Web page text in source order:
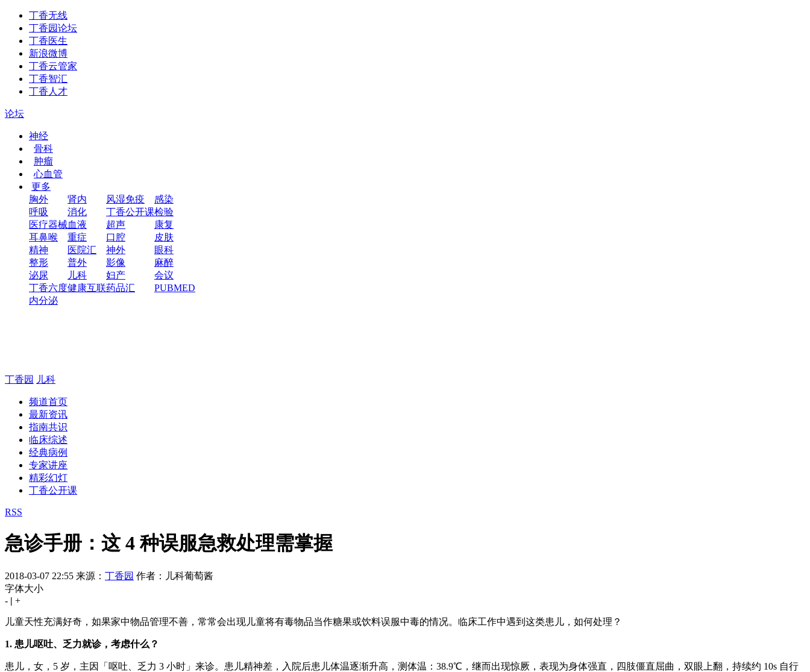
丁香无线
丁香园论坛
丁香医生
新浪微博
丁香云管家
丁香智汇
丁香人才
论坛
神经
骨科
肿瘤
心血管
更多
胸外
肾内 风湿免疫
感染
呼吸
消化 丁香公开课检验
医疗器械血液 超声
康复
耳鼻喉
重症 口腔
皮肤
精神
医院汇 神外
眼科
整形
普外 影像
麻醉
泌尿
儿科 妇产
会议
丁香六度健康互联药品汇
PUBMED
内分泌
丁香园 儿科
频道首页
最新资讯
指南共识
临床综述
经典病例
专家讲座
精彩幻灯
丁香公开课
RSS
急诊手册：这 4 种误服急救处理需掌握
2018-03-07 22:55 来源： 丁香园 作者：儿科葡萄酱
字体大小
- | +
儿童天性充满好奇，如果家中物品管理不善，常常会出现儿童将有毒物品当作糖果或饮料误服中毒的情况。临床工作中遇到这类患儿，如何处理？
1. 患儿呕吐、乏力就诊，考虑什么？
患儿，女，5 岁，主因「呕吐、乏力 3 小时」来诊。患儿精神差，入院后患儿体温逐渐升高，测体温：38.9℃，继而出现惊厥，表现为身体强直，四肢僵直屈曲，双眼上翻，持续约 10s 自行